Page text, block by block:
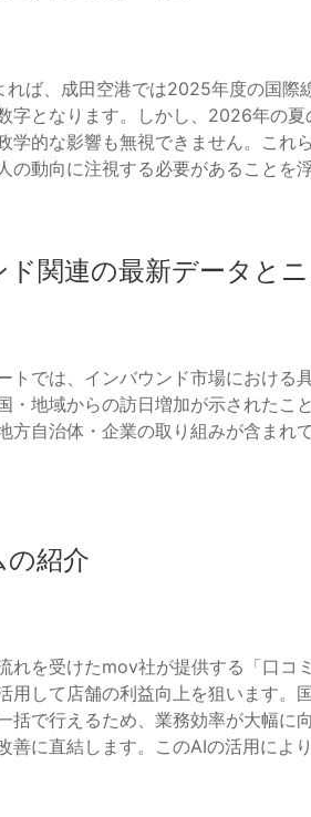
れば、成田空港では2025年度の国際
字となります。しかし、2026年の
学的な影響も無視できません。これ
の動向に注視する必要があることを
関連の最新データと
トでは、インバウンド市場における
・地域からの訪日増加が示されたこ
方自治体・企業の取り組みが含ま
の紹介
れを受けたmov社が提供する「口コ
用して店舗の利益向上を狙います。
括で行えるため、業務効率が大幅に
善に直結します。このAIの活用によ